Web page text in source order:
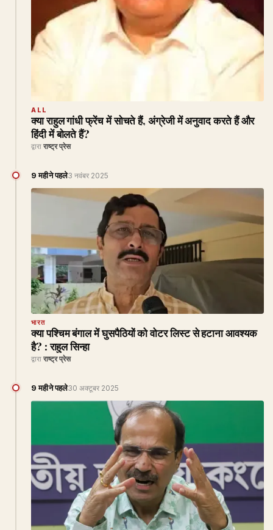
ALL
क्या राहुल गांधी फ्रेंच में सोचते हैं, अंग्रेजी में अनुवाद करते हैं और
हिंदी में बोलते हैं?
द्वारा राष्ट्र प्रेस
9 महीने पहले3 नवंबर 2025
भारत
क्या पश्चिम बंगाल में घुसपैठियों को वोटर लिस्ट से हटाना आवश्यक
है? : राहुल सिन्हा
द्वारा राष्ट्र प्रेस
9 महीने पहले30 अक्टूबर 2025